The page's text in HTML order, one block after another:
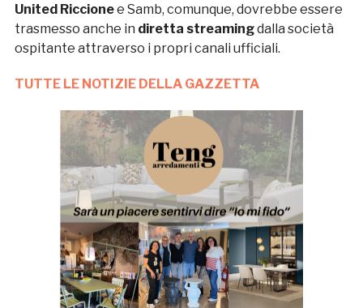
United Riccionee Samb, comunque, dovrebbe essere
trasmesso anche in diretta streamingdalla società
ospitante attraverso i propri canali ufficiali.
TUTTE LE NOTIZIE DELLA GAZZETTA